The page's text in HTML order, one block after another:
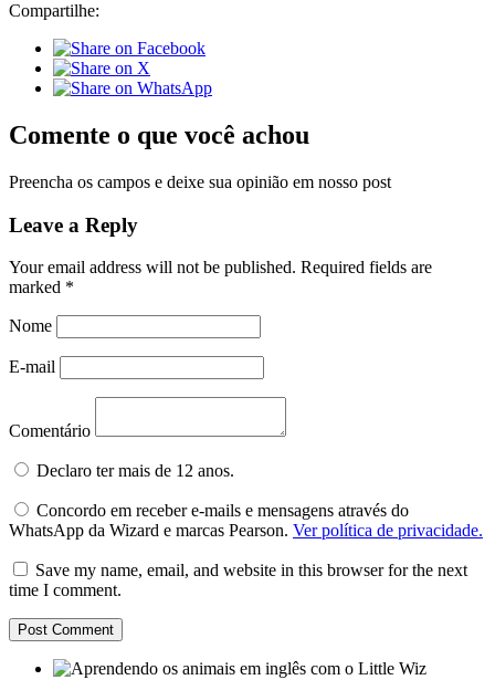
Compartilhe:
Comente o que você achou
Preencha os campos e deixe sua opinião em nosso post
Leave a Reply
Your email address will not be published. Required fields are
marked *
Nome
E-mail
Comentário
Declaro ter mais de 12 anos.
Concordo em receber e-mails e mensagens através do
WhatsApp da Wizard e marcas Pearson. Ver política de privacidade.
Save my name, email, and website in this browser for the next
time I comment.